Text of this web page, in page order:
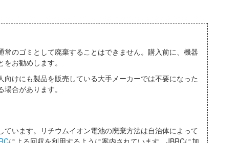
のゴミとして廃棄することはできません。購入前に、機器
お勧めします。
けにも製品を販売している大手メーカーでは不要になった
合があります。
います。リチウムイオン電池の廃棄方法は自治体によって
による回収を利用するように案内されています。JBRCに加